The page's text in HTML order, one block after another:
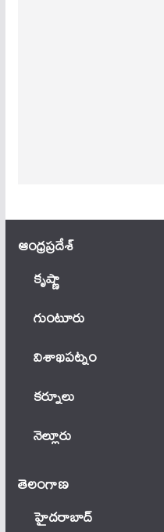
ఆంధ్ర‌ప్ర‌దేశ్
కృష్ణా
గుంటూరు
విశాఖపట్నం
కర్నూలు
నెల్లూరు
తెలంగాణ‌
హైదరాబాద్